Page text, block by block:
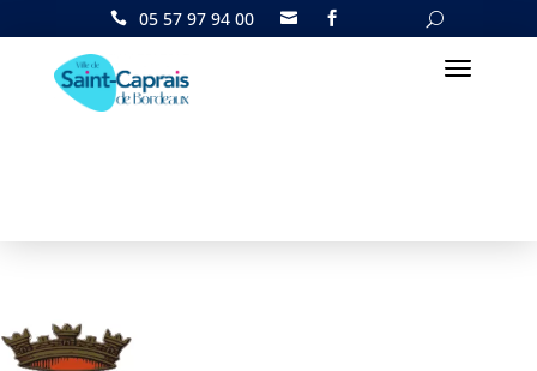
05 57 97 94 00  